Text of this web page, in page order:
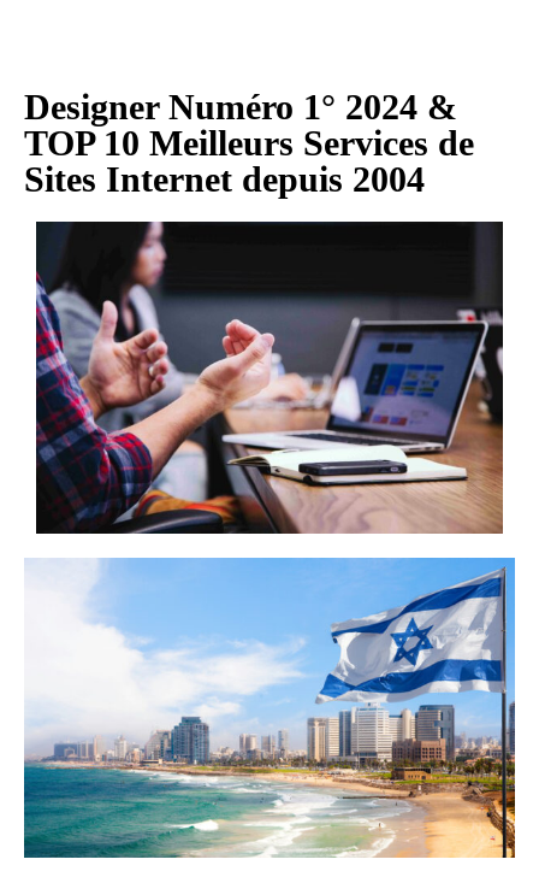
Designer Numéro 1° 2024 &
TOP 10 Meilleurs Services de
Sites Internet depuis 2004